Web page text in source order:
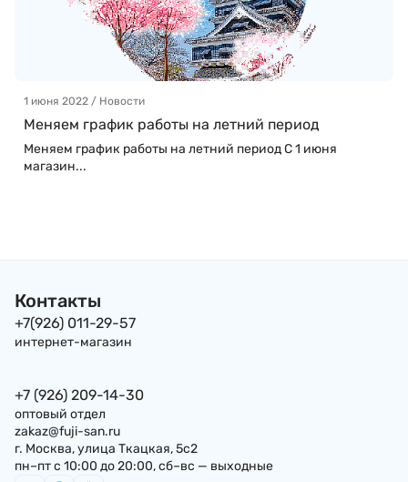
1 июня 2022 / Новости
Меняем график работы на летний период
Меняем график работы на летний период С 1 июня
магазин...
Контакты
+7(926) 011-29-57
интернет-магазин
+7 (926) 209-14-30
оптовый отдел
zakaz@fuji-san.ru
г. Москва, улица Ткацкая, 5с2
пн–пт с 10:00 до 20:00, сб–вс — выходные